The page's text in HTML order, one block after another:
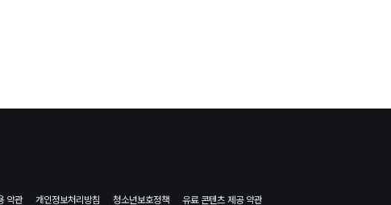
약관 개인정보처리방침 청소년보호정책 유료 콘텐츠 제공 약관